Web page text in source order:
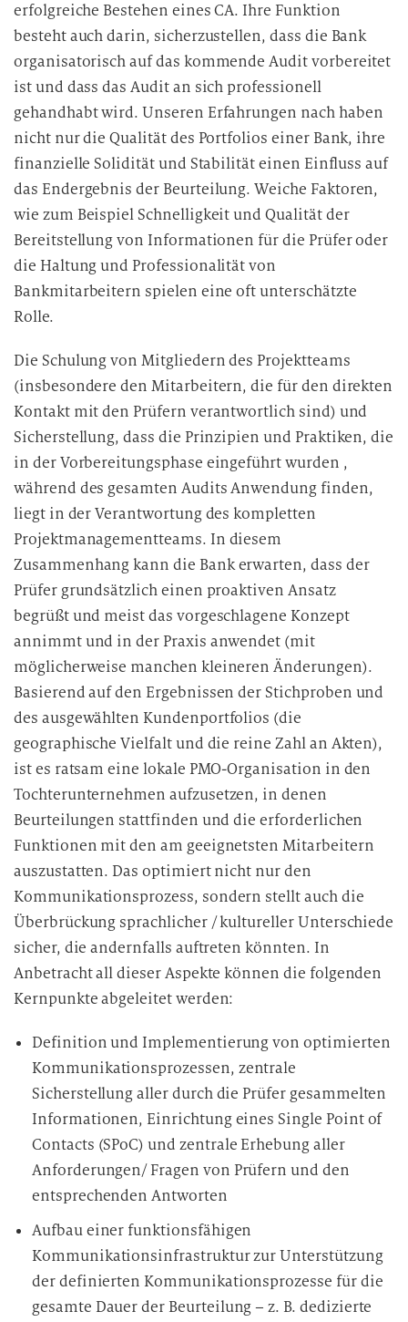
erfolgreiche Bestehen eines CA. Ihre Funktion
besteht auch darin, sicherzustellen, dass die Bank
organisatorisch auf das kommende Audit vorbereitet
ist und dass das Audit an sich professionell
gehandhabt wird. Unseren Erfahrungen nach haben
nicht nur die Qualität des Portfolios einer Bank, ihre
finanzielle Solidität und Stabilität einen Einfluss auf
das Endergebnis der Beurteilung. Weiche Faktoren,
wie zum Beispiel Schnelligkeit und Qualität der
Bereitstellung von Informationen für die Prüfer oder
die Haltung und Professionalität von
Bankmitarbeitern spielen eine oft unterschätzte
Rolle.
Die Schulung von Mitgliedern des Projektteams
(insbesondere den Mitarbeitern, die für den direkten
Kontakt mit den Prüfern verantwortlich sind) und
Sicherstellung, dass die Prinzipien und Praktiken, die
in der Vorbereitungsphase eingeführt wurden ,
während des gesamten Audits Anwendung finden,
liegt in der Verantwortung des kompletten
Projektmanagementteams. In diesem
Zusammenhang kann die Bank erwarten, dass der
Prüfer grundsätzlich einen proaktiven Ansatz
begrüßt und meist das vorgeschlagene Konzept
annimmt und in der Praxis anwendet (mit
möglicherweise manchen kleineren Änderungen).
Basierend auf den Ergebnissen der Stichproben und
des ausgewählten Kundenportfolios (die
geographische Vielfalt und die reine Zahl an Akten),
ist es ratsam eine lokale PMO-Organisation in den
Tochterunternehmen aufzusetzen, in denen
Beurteilungen stattfinden und die erforderlichen
Funktionen mit den am geeignetsten Mitarbeitern
auszustatten. Das optimiert nicht nur den
Kommunikationsprozess, sondern stellt auch die
Überbrückung sprachlicher / kultureller Unterschiede
sicher, die andernfalls auftreten könnten. In
Anbetracht all dieser Aspekte können die folgenden
Kernpunkte abgeleitet werden:
Definition und Implementierung von optimierten
Kommunikationsprozessen, zentrale
Sicherstellung aller durch die Prüfer gesammelten
Informationen, Einrichtung eines Single Point of
Contacts (SPoC) und zentrale Erhebung aller
Anforderungen/ Fragen von Prüfern und den
entsprechenden Antworten
Aufbau einer funktionsfähigen
Kommunikationsinfrastruktur zur Unterstützung
der definierten Kommunikationsprozesse für die
gesamte Dauer der Beurteilung – z. B. dedizierte